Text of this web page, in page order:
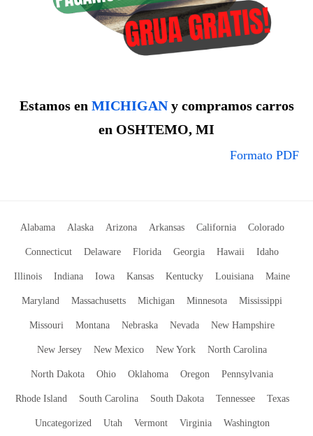
Estamos en MICHIGANy compramos carros
en OSHTEMO, MI
Formato PDF
Alabama Alaska Arizona Arkansas California Colorado
Connecticut Delaware Florida Georgia Hawaii Idaho
Illinois Indiana Iowa Kansas Kentucky Louisiana Maine
Maryland Massachusetts Michigan Minnesota Mississippi
Missouri Montana Nebraska Nevada New Hampshire
New Jersey New Mexico New York North Carolina
North Dakota Ohio Oklahoma Oregon Pennsylvania
Rhode Island South Carolina South Dakota Tennessee Texas
Uncategorized Utah Vermont Virginia Washington